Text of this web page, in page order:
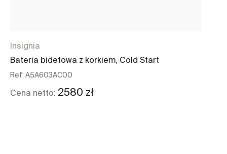
Insignia
Bateria bidetowa z korkiem, Cold Start
Ref: A5A603AC00
Cena netto: 2580 zł